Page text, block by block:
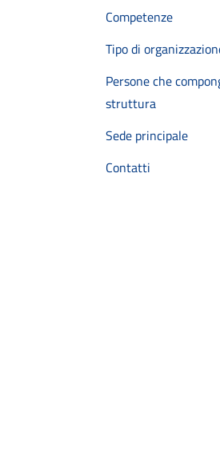
Competenze
Tipo di
Persone che
struttura
Sede principale
Contatti